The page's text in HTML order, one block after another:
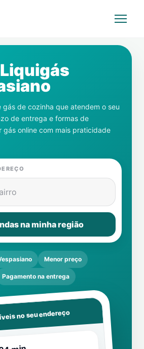
de cozinha que atendem o seu
de entrega e formas de
gás online com mais praticidade
na minha região
Menor preço
Pagamento na entrega
no seu endereço